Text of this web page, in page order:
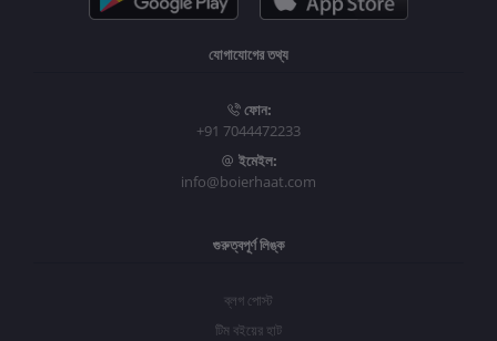
যোগাযোগের তথ্য
ফোন:
+91 7044472233
ইমেইল:
info@boierhaat.com
গুরুত্বপূর্ণ লিঙ্ক
ব্লগ পোস্ট
টিম বইয়ের হাট